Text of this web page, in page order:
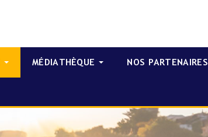
MÉDIATHÈQUE NOS PARTENAIRES